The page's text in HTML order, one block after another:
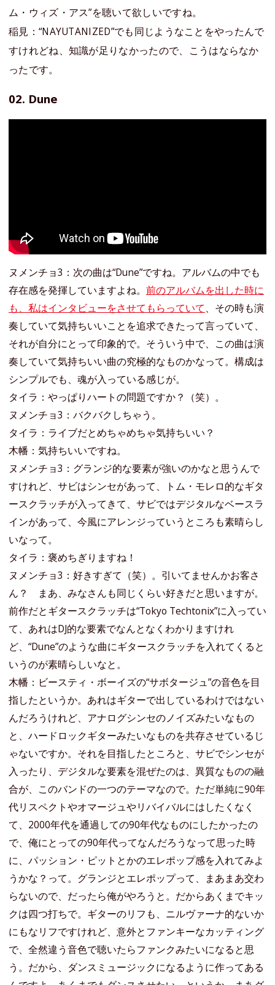
ム・ウィズ・アス”を聴いて欲しいですね。
稲見：“NAYUTANIZED”でも同じようなことをやったんで
すけれどね、知識が足りなかったので、こうはならなか
ったです。
02. Dune
ヌメンチョ3：次の曲は“Dune”ですね。アルバムの中でも
存在感を発揮していますよね。 前のアルバムを出した時に
も、私はインタビューをさせてもらっていて、その時も演
奏していて気持ちいいことを追求できたって言っていて、
それが自分にとって印象的で。そういう中で、この曲は演
奏していて気持ちいい曲の究極的なものかなって。構成は
シンプルでも、魂が入っている感じが。
タイラ：やっぱりハートの問題ですか？（笑）。
ヌメンチョ3：バクバクしちゃう。
タイラ：ライブだとめちゃめちゃ気持ちいい？
木幡：気持ちいいですね。
ヌメンチョ3：グランジ的な要素が強いのかなと思うんで
すけれど、サビはシンセがあって、トム・モレロ的なギタ
ースクラッチが入ってきて、サビではデジタルなベースラ
インがあって、今風にアレンジっていうところも素晴らし
いなって。
タイラ：褒めちぎりますね！
ヌメンチョ3：好きすぎて（笑）。引いてませんかお客さ
ん？ まあ、みなさんも同じくらい好きだと思いますが。
前作だとギタースクラッチは“Tokyo Techtonix”に入ってい
て、あれはDJ的な要素でなんとなくわかりますけれ
ど、“Dune”のような曲にギタースクラッチを入れてくると
いうのが素晴らしいなと。
木幡：ビースティ・ボーイズの“サボタージュ”の音色を目
指したというか。あれはギターで出しているわけではない
んだろうけれど、アナログシンセのノイズみたいなもの
と、ハードロックギターみたいなものを共存させているじ
ゃないですか。それを目指したところと、サビでシンセが
入ったり、デジタルな要素を混ぜたのは、異質なものの融
合が、このバンドの一つのテーマなので。ただ単純に90年
代リスペクトやオマージュやリバイバルにはしたくなく
て、2000年代を通過しての90年代なものにしたかったの
で、俺にとっての90年代ってなんだろうなって思った時
に、パッション・ピットとかのエレポップ感を入れてみよ
うかな？って。グランジとエレポップって、まあまあ交わ
らないので、だったら俺がやろうと。だからあくまでキッ
クは四つ打ちで。ギターのリフも、ニルヴァーナ的ないか
にもなリフですけれど、意外とファンキーなカッティング
で、全然違う音色で聴いたらファンクみたいになると思
う。だから、ダンスミュージックになるように作ってある